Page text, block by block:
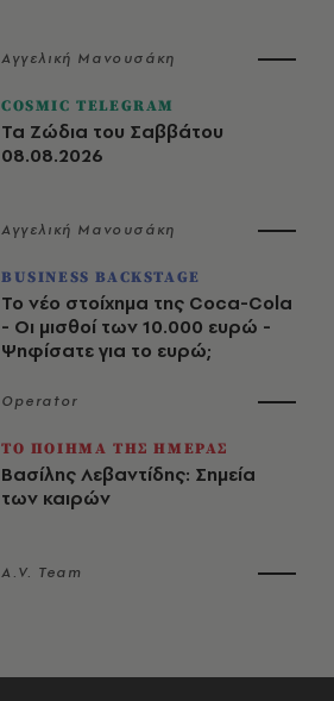
Αγγελική Μανουσάκη
COSMIC TELEGRAM
Τα Ζώδια του Σαββάτου
08.08.2026
Αγγελική Μανουσάκη
BUSINESS BACKSTAGE
Το νέο στοίχημα της Coca-Cola
- Οι μισθοί των 10.000 ευρώ -
Ψηφίσατε για το ευρώ;
Operator
ΤΟ ΠΟΙΗΜΑ ΤΗΣ ΗΜΕΡΑΣ
Βασίλης Λεβαντίδης: Σημεία
των καιρών
A.V. Team